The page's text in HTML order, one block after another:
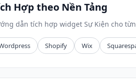
Hợp theo Nền Tảng
dẫn tích hợp widget Sự Kiện cho
Shopify Wix